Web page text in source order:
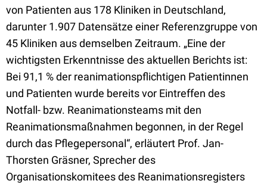
von Patienten aus 178 Kliniken in Deutschland,
darunter 1.907 Datensätze einer Referenzgruppe von
45 Kliniken aus demselben Zeitraum. „Eine der
wichtigsten Erkenntnisse des aktuellen Berichts ist:
Bei 91,1 % der reanimationspflichtigen Patientinnen
und Patienten wurde bereits vor Eintreffen des
Notfall- bzw. Reanimationsteams mit den
Reanimationsmaßnahmen begonnen, in der Regel
durch das Pflegepersonal“, erläutert Prof. Jan-
Thorsten Gräsner, Sprecher des
Organisationskomitees des Reanimationsregisters